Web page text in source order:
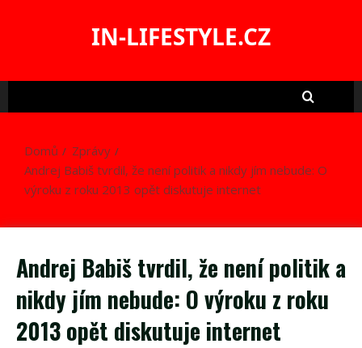
IN-LIFESTYLE.CZ
Domů
Zprávy
Andrej Babiš tvrdil, že není politik a nikdy jím nebude: O
výroku z roku 2013 opět diskutuje internet
Andrej Babiš tvrdil, že není politik a
nikdy jím nebude: O výroku z roku
2013 opět diskutuje internet